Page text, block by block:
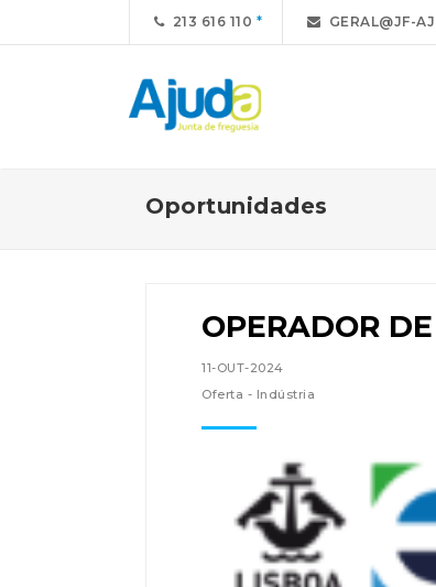
213 616 110 GERAL@JF-
Oportunidades
OPERADOR
11-OUT-2024
Oferta - Indústria